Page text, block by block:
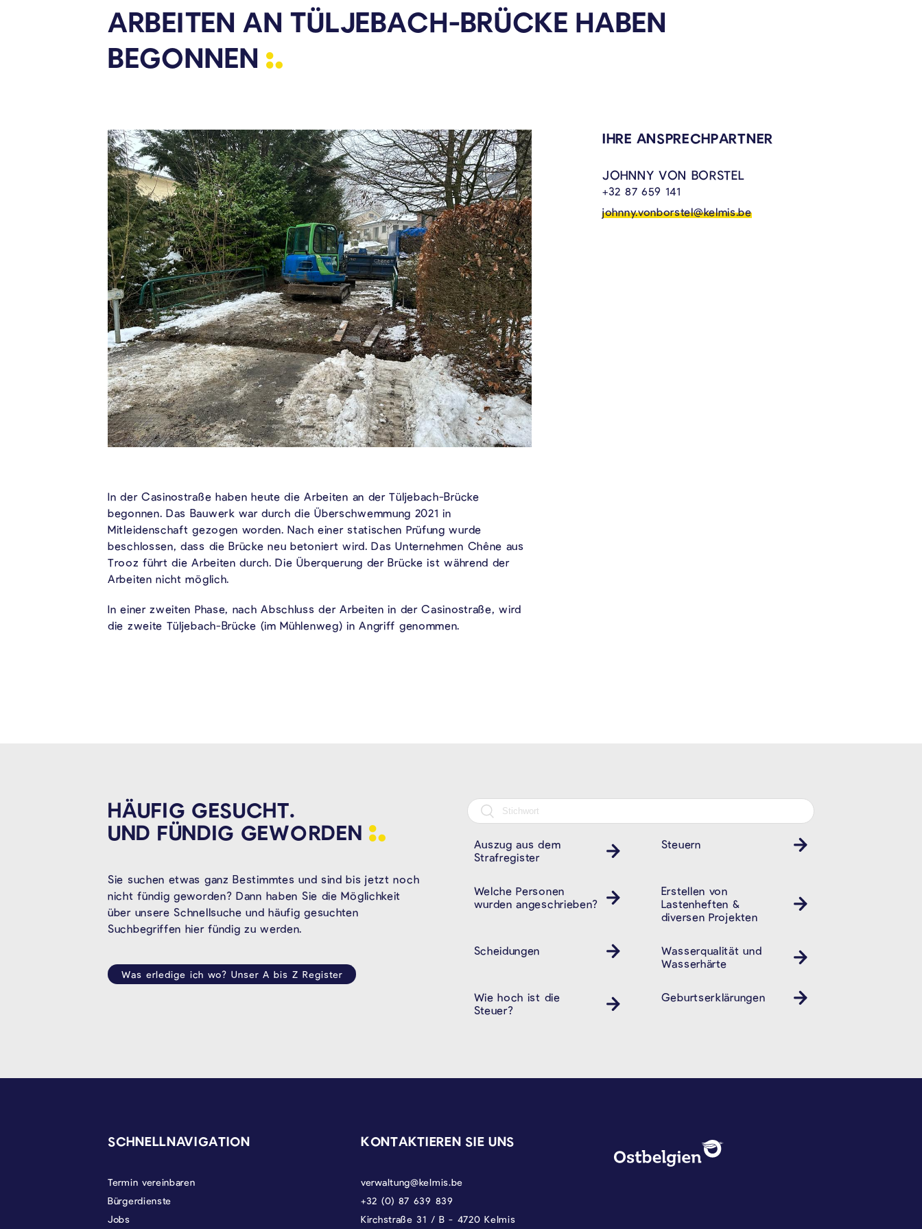
ARBEITEN AN TÜLJEBACH-BRÜCKE HABEN
BEGONNEN
In der Casinostraße haben heute die Arbeiten an der Tüljebach-Brücke
begonnen. Das Bauwerk war durch die Überschwemmung 2021 in
Mitleidenschaft gezogen worden. Nach einer statischen Prüfung wurde
beschlossen, dass die Brücke neu betoniert wird. Das Unternehmen Chêne aus
Trooz führt die Arbeiten durch. Die Überquerung der Brücke ist während der
Arbeiten nicht möglich.
In einer zweiten Phase, nach Abschluss der Arbeiten in der Casinostraße, wird
die zweite Tüljebach-Brücke (im Mühlenweg) in Angriff genommen.
VERKNÜPFTE INHALTE
IHRE ANSPRECHPARTNER
JOHNNY VON BORSTEL
+32 87 659 141
johnny.vonborstel@kelmis.be
HÄUFIG GESUCHT.
UND FÜNDIG GEWORDEN
Sie suchen etwas ganz Bestimmtes und sind bis jetzt noch
nicht fündig geworden? Dann haben Sie die Möglichkeit
über unsere Schnellsuche und häufig gesuchten
Suchbegriffen hier fündig zu werden.
Was erledige ich wo? Unser A bis Z Register
Auszug aus dem
Strafregister
Steuern
Welche Personen
wurden angeschrieben?
Erstellen von
Lastenheften &
diversen Projekten
Scheidungen
Wasserqualität und
Wasserhärte
Wie hoch ist die
Steuer?
Geburtserklärungen
SCHNELLNAVIGATION
Termin vereinbaren
Bürgerdienste
Jobs
KONTAKTIEREN SIE UNS
verwaltung@kelmis.be
+32 (0) 87 639 839
Kirchstraße 31 / B - 4720 Kelmis
DATENSCHUTZ, IMPRESSUM